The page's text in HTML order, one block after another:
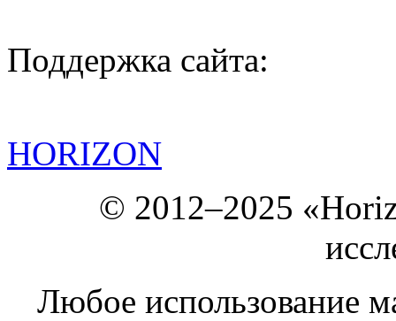
Поддержка сайта:
HORIZON
© 2012–2025
Любое использование